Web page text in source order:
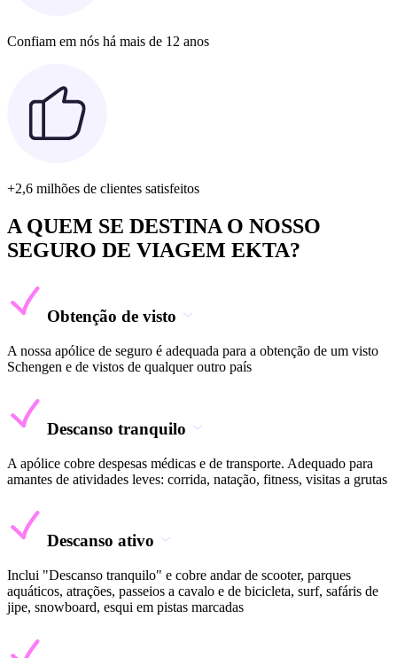
Confiam em nós há mais de 12 anos
+2,6 milhões de clientes satisfeitos
A QUEM SE DESTINA O NOSSO
SEGURO DE VIAGEM EKTA?
Obtenção de visto
A nossa apólice de seguro é adequada para a obtenção de um visto
Schengen e de vistos de qualquer outro país
Descanso tranquilo
A apólice cobre despesas médicas e de transporte. Adequado para
amantes de atividades leves: corrida, natação, fitness, visitas a grutas
Descanso ativo
Inclui "Descanso tranquilo" e cobre andar de scooter, parques
aquáticos, atrações, passeios a cavalo e de bicicleta, surf, safáris de
jipe, snowboard, esqui em pistas marcadas